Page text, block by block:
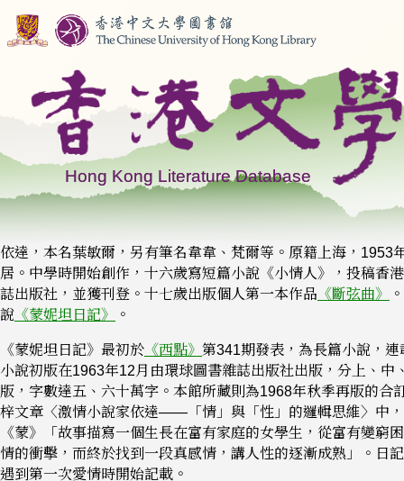
依達，本名葉敏爾，另有筆名韋韋、梵爾等。原籍上海，1953
居。中學時開始創作，十六歲寫短篇小說《小情人》，投稿香
誌出版社，並獲刊登。十七歲出版個人第一本作品 《斷弦曲》
說 《蒙妮坦日記》 。
《蒙妮坦日記》最初於 《西點》 第341期發表，為長篇小說，連
小說初版在1963年12月由環球圖書雜誌出版社出版，分上、中
版，字數達五、六十萬字。本館所藏則為1968年秋季再版的合
梓文章〈激情小說家依達——「情」與「性」的邏輯思維〉中
《蒙》「故事描寫一個生長在富有家庭的女學生，從富有變窮
情的衝擊，而終於找到一段真感情，講人性的逐漸成熟」。日
遇到第一次愛情時開始記載。